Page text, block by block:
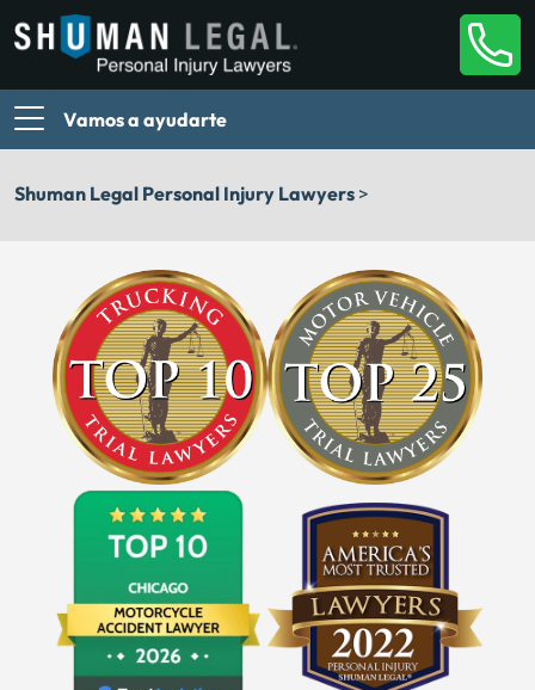
Vamos a ayudarte
Shuman Legal Personal Injury Lawyers >